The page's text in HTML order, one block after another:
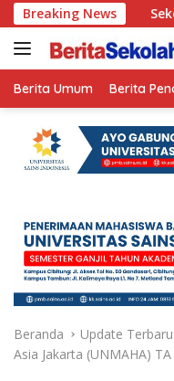
Langsung
ke
konten
Breaking News
Ini Sekolah
Berita Umum Berita
Beranda
Update
Asia Jakarta (UNMAHA)